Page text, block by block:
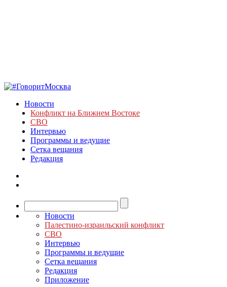
Новости
Конфликт на Ближнем Востоке
СВО
Интервью
Программы и ведущие
Сетка вещания
Редакция
Новости
Палестино-израильский конфликт
СВО
Интервью
Программы и ведущие
Сетка вещания
Редакция
Приложение